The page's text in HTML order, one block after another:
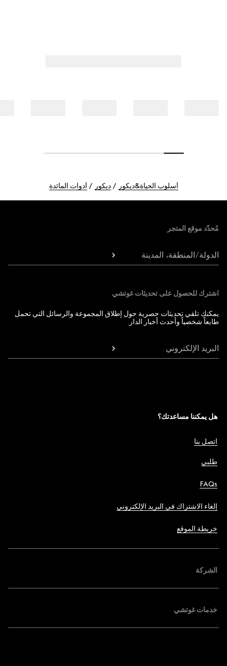
أسلوب الحياة&ديكور ديكور أدوات المائدة
مُحدّد موقع المتجر
الدولة/المنطقة، المدينة
اشترك للحصول على تحديثات غوتشي
يمكنك تلقي تحديثات حصرية حول إطلاق المجموعة والرسائل التي تحمل
طابعاً شخصياً وأحدث أخبار الدار.
البريد الإلكتروني
هل يمكننا مساعدتك؟
اتصل بنا
طلبي
FAQs
إلغاء الاشتراك في البريد الإلكتروني
خريطة الموقع
الشركة
خدمات غوتشي